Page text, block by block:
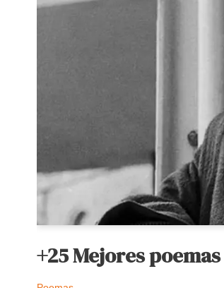
+25 Mejores